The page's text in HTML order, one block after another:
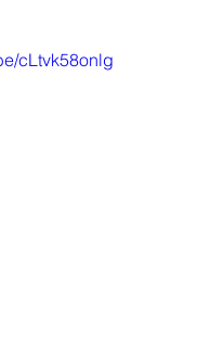
cLtvk58onlg